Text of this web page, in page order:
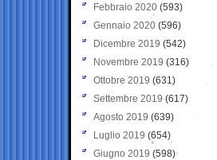
Febbraio 2020 (593)
Gennaio 2020 (596)
Dicembre 2019 (542)
Novembre 2019 (316)
Ottobre 2019 (631)
Settembre 2019 (617)
Agosto 2019 (639)
Luglio 2019 (654)
Giugno 2019 (598)